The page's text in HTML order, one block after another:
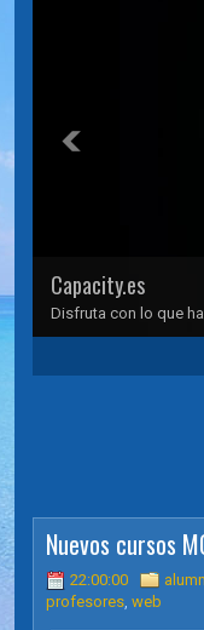
Capacity.es
Disfruta con lo que
Nuevos cursos
22:00:00
profesores, web